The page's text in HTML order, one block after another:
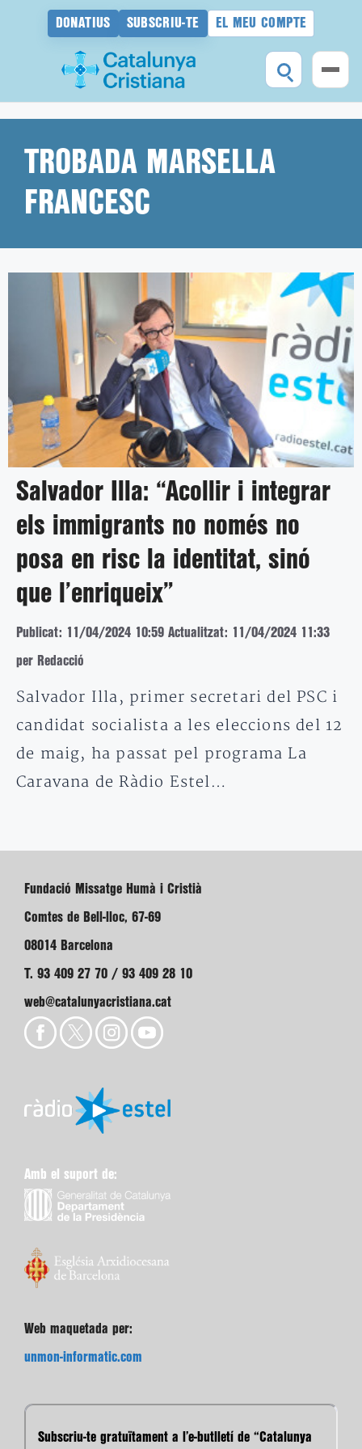
DONATIUS SUBSCRIU-TE EL MEU COMPTE
contingutTROBADA MARSELLA
FRANCESC
Salvador Illa: “Acollir i integrar
els immigrants no només no
posa en risc la identitat, sinó
que l’enriqueix”
Publicat: 11/04/2024 10:59 Actualitzat: 11/04/2024 11:33
per Redacció
Salvador Illa, primer secretari del PSC i
candidat socialista a les eleccions del 12
de maig, ha passat pel programa La
Caravana de Ràdio Estel…
Fundació Missatge Humà i Cristià
Comtes de Bell-lloc, 67-69
08014 Barcelona
T. 93 409 27 70 / 93 409 28 10
web@catalunyacristiana.cat
Amb el suport de:
Web maquetada per:
unmon-informatic.com
Subscriu-te gratuïtament a l’e-butlletí de “Catalunya